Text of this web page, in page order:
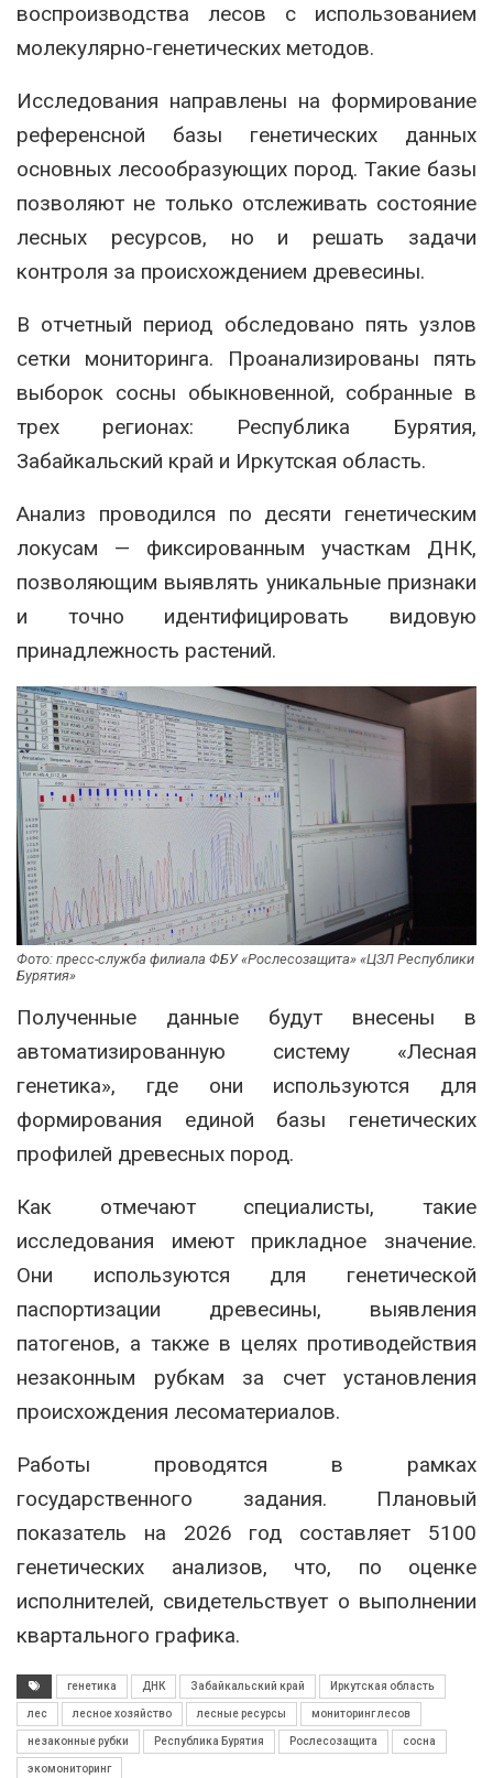
воспроизводства лесов с использованием
молекулярно-генетических методов.
Исследования направлены на формирование
референсной базы генетических данных
основных лесообразующих пород. Такие базы
позволяют не только отслеживать состояние
лесных ресурсов, но и решать задачи
контроля за происхождением древесины.
В отчетный период обследовано пять узлов
сетки мониторинга. Проанализированы пять
выборок сосны обыкновенной, собранные в
трех регионах: Республика Бурятия,
Забайкальский край и Иркутская область.
Анализ проводился по десяти генетическим
локусам — фиксированным участкам ДНК,
позволяющим выявлять уникальные признаки
и точно идентифицировать видовую
принадлежность растений.
Фото: пресс-служба филиала ФБУ «Рослесозащита» «ЦЗЛ Республики
Бурятия»
Полученные данные будут внесены в
автоматизированную систему «Лесная
генетика», где они используются для
формирования единой базы генетических
профилей древесных пород.
Как отмечают специалисты, такие
исследования имеют прикладное значение.
Они используются для генетической
паспортизации древесины, выявления
патогенов, а также в целях противодействия
незаконным рубкам за счет установления
происхождения лесоматериалов.
Работы проводятся в рамках
государственного задания. Плановый
показатель на 2026 год составляет 5100
генетических анализов, что, по оценке
исполнителей, свидетельствует о выполнении
квартального графика.
генетика ДНК Забайкальский край Иркутская область
лес лесное хозяйство лесные ресурсы мониторинг лесов
незаконные рубки Республика Бурятия Рослесозащита сосна
экомониторинг